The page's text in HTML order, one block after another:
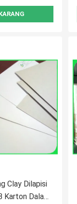
Clay Dilapisi
Karton Dalam